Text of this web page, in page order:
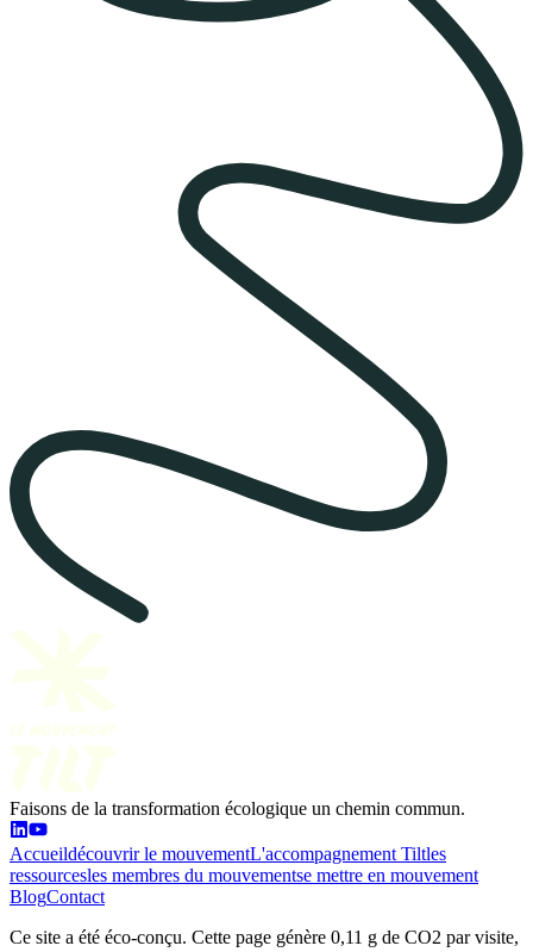
Faisons de la transformation écologique un chemin commun.
Accueildécouvrir le mouvementL'accompagnement Tiltles
ressourcesles membres du mouvementse mettre en mouvement
BlogContact
Ce site a été éco-conçu. Cette page génère 0,11 g de CO2 par visite,